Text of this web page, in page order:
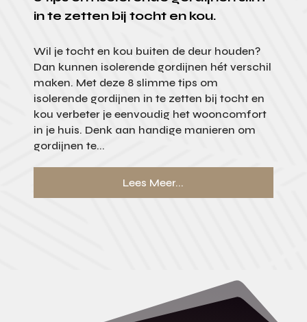
in te zetten bij tocht en kou.
Wil je tocht en kou buiten de deur houden?
Dan kunnen isolerende gordijnen hét verschil
maken. Met deze 8 slimme tips om
isolerende gordijnen in te zetten bij tocht en
kou verbeter je eenvoudig het wooncomfort
in je huis. Denk aan handige manieren om
gordijnen te...
Lees Meer...